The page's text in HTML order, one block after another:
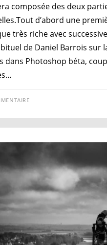
composée des deux
d’abord une
très riche avec
de Daniel Barrois sur
dans Photoshop béta,